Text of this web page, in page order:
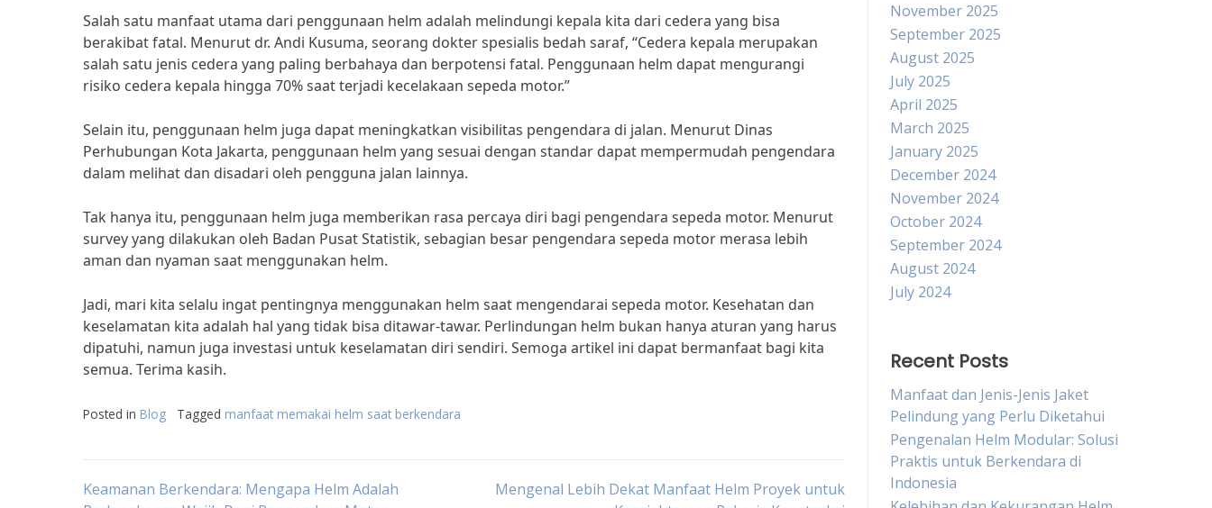
Salah satu manfaat utama dari penggunaan helm adalah melindungi kepala kita dari cedera yang bisa
berakibat fatal. Menurut dr. Andi Kusuma, seorang dokter spesialis bedah saraf, “Cedera kepala merupakan
salah satu jenis cedera yang paling berbahaya dan berpotensi fatal. Penggunaan helm dapat mengurangi
risiko cedera kepala hingga 70% saat terjadi kecelakaan sepeda motor.”
Selain itu, penggunaan helm juga dapat meningkatkan visibilitas pengendara di jalan. Menurut Dinas
Perhubungan Kota Jakarta, penggunaan helm yang sesuai dengan standar dapat mempermudah pengendara
dalam melihat dan disadari oleh pengguna jalan lainnya.
Tak hanya itu, penggunaan helm juga memberikan rasa percaya diri bagi pengendara sepeda motor. Menurut
survey yang dilakukan oleh Badan Pusat Statistik, sebagian besar pengendara sepeda motor merasa lebih
aman dan nyaman saat menggunakan helm.
Jadi, mari kita selalu ingat pentingnya menggunakan helm saat mengendarai sepeda motor. Kesehatan dan
keselamatan kita adalah hal yang tidak bisa ditawar-tawar. Perlindungan helm bukan hanya aturan yang harus
dipatuhi, namun juga investasi untuk keselamatan diri sendiri. Semoga artikel ini dapat bermanfaat bagi kita
semua. Terima kasih.
Posted in Blog Tagged manfaat memakai helm saat berkendara
Post
Keamanan Berkendara: Mengapa Helm Adalah
Mengenal Lebih Dekat Manfaat Helm Proyek untuk
November 2025
September 2025
August 2025
July 2025
April 2025
March 2025
January 2025
December 2024
November 2024
October 2024
September 2024
August 2024
July 2024
Recent Posts
Manfaat dan Jenis-Jenis Jaket
Pelindung yang Perlu Diketahui
Pengenalan Helm Modular: Solusi
Praktis untuk Berkendara di
Indonesia